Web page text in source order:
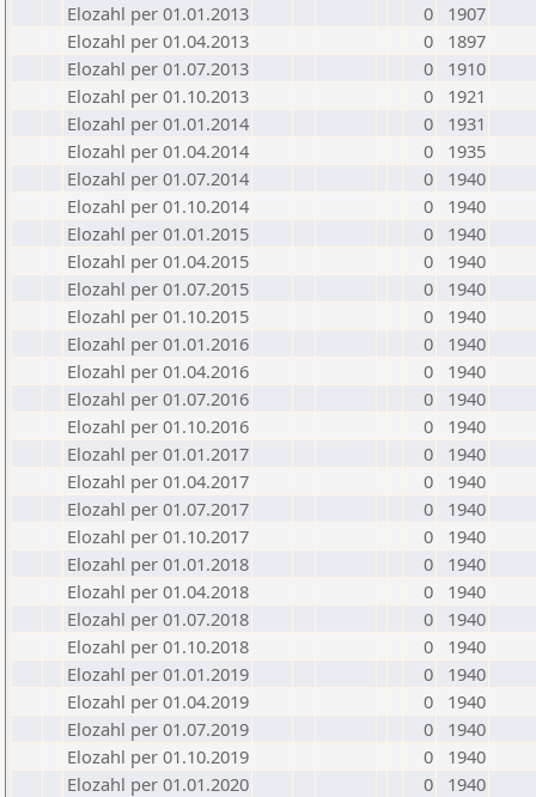
Elozahl per 01.01.2013
0
1907
Elozahl per 01.04.2013
0
1897
Elozahl per 01.07.2013
0
1910
Elozahl per 01.10.2013
0
1921
Elozahl per 01.01.2014
0
1931
Elozahl per 01.04.2014
0
1935
Elozahl per 01.07.2014
0
1940
Elozahl per 01.10.2014
0
1940
Elozahl per 01.01.2015
0
1940
Elozahl per 01.04.2015
0
1940
Elozahl per 01.07.2015
0
1940
Elozahl per 01.10.2015
0
1940
Elozahl per 01.01.2016
0
1940
Elozahl per 01.04.2016
0
1940
Elozahl per 01.07.2016
0
1940
Elozahl per 01.10.2016
0
1940
Elozahl per 01.01.2017
0
1940
Elozahl per 01.04.2017
0
1940
Elozahl per 01.07.2017
0
1940
Elozahl per 01.10.2017
0
1940
Elozahl per 01.01.2018
0
1940
Elozahl per 01.04.2018
0
1940
Elozahl per 01.07.2018
0
1940
Elozahl per 01.10.2018
0
1940
Elozahl per 01.01.2019
0
1940
Elozahl per 01.04.2019
0
1940
Elozahl per 01.07.2019
0
1940
Elozahl per 01.10.2019
0
1940
Elozahl per 01.01.2020
0
1940